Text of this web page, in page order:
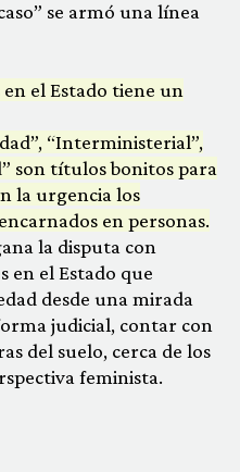
se armó una línea
el Estado tiene un
“Interministerial”,
son títulos bonitos para
la urgencia los
en personas.
la disputa con
en el Estado que
desde una mirada
judicial, contar con
del suelo, cerca de los
feminista.